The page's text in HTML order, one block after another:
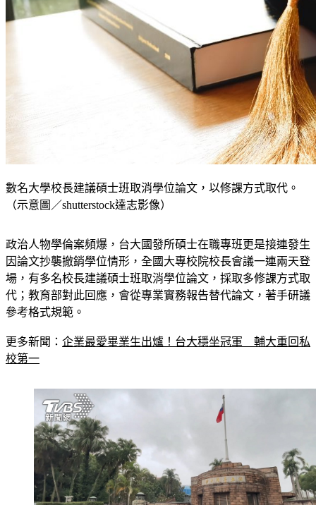
（示意圖／shutterstock達志影像）
因論文抄襲撤銷學位情形，全國大專校院校長會議一連兩天登
場，有多名校長建議碩士班取消學位論文，採取多修課方式取
代；教育部對此回應，會從專業實務報告替代論文，著手研議
參考格式規範。
校第一